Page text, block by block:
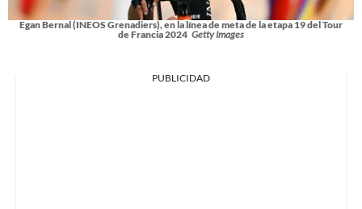
Egan Bernal (INEOS Grenadiers), en la línea de meta de la etapa 19 del Tour
de Francia 2024 Getty Images
PUBLICIDAD